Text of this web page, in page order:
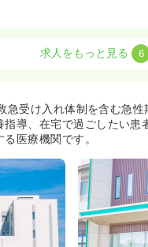
求人をもっと見る 6
急受け入れ体制を含む急
導、在宅で過ごしたい
医療機関です。